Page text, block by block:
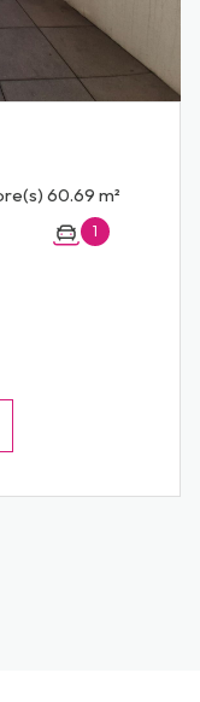
Appartement 3 pièce(s) 2 chambre(s) 60.69 m²
1